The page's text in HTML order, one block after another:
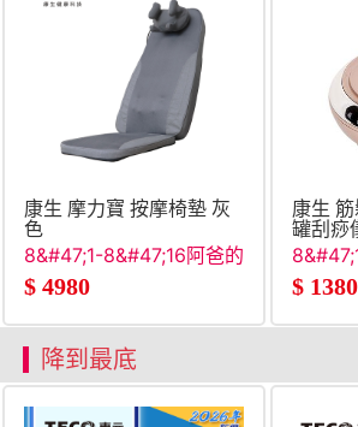
康生 摩力寶 按摩椅墊 灰
色
8&#47;1-8&#47;16阿爸的
願望清單
$ 4980
康生
罐刮痧
願望清單
$ 1380
降到最底